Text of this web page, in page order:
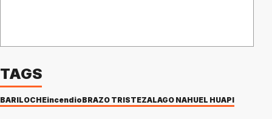
TAGS
BARILOCHEincendioBRAZO TRISTEZALAGO NAHUEL HUAPI